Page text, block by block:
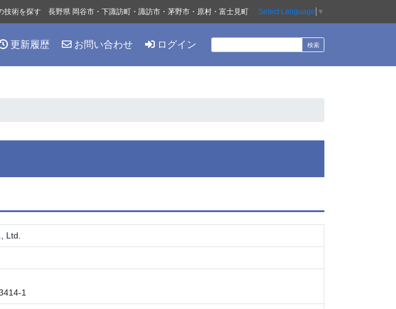
更新履歴 お問い合わせ ログイン
技術を探す 長野県 岡谷市・下諏訪町・諏訪市・茅野市・原村・富士見町 Select Language ▼
Ltd.
1